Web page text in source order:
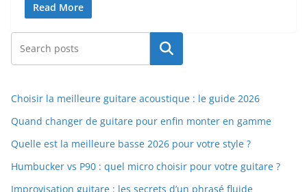
Read More
Rechercher
Choisir la meilleure guitare acoustique : le guide 2026
Quand changer de guitare pour enfin monter en gamme
Quelle est la meilleure basse 2026 pour votre style ?
Humbucker vs P90 : quel micro choisir pour votre guitare ?
Improvisation guitare : les secrets d’un phrasé fluide